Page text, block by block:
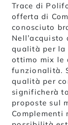
Trace di
offerta di
conosciuto
qualità per la
ottimo mix le
funzionalità.
qualità per
significherà
proposte sul
Complementi